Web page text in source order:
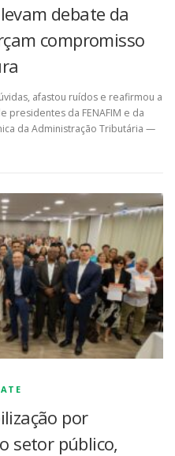
levam debate da
compromisso
afastou ruídos e reafirmou a
presidentes da FENAFIM e da
da Administração Tributária —
por
setor público,